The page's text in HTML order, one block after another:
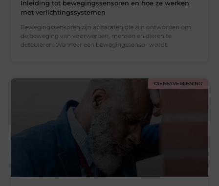
Inleiding tot bewegingssensoren en hoe ze werken
met verlichtingssystemen
Bewegingssensoren zijn apparaten die zijn ontworpen om
de beweging van voorwerpen, mensen en dieren te
detecteren. Wanneer een bewegingssensor wordt
DIENSTVERLENING